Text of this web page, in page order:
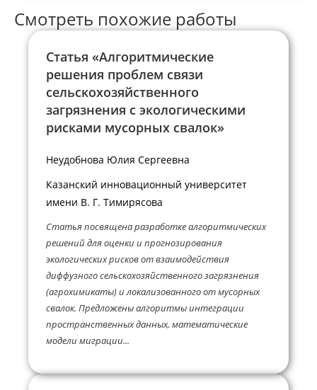
Смотреть похожие работы
Статья «Алгоритмические
решения проблем связи
сельскохозяйственного
загрязнения с экологическими
рисками мусорных свалок»
Неудобнова Юлия Сергеевна
Казанский инновационный университет
имени В. Г. Тимирясова
Статья посвящена разработке алгоритмических
решений для оценки и прогнозирования
экологических рисков от взаимодействия
диффузного сельскохозяйственного загрязнения
(агрохимикаты) и локализованного от мусорных
свалок. Предложены алгоритмы интеграции
пространственных данных, математические
модели миграции...